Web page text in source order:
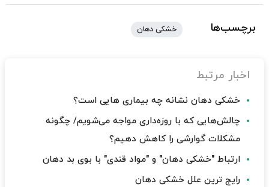
برچسب‌ها خشکی دهان
اخبار مرتبط
خشکی دهان نشانه چه بیماری هایی است؟
چالش‌هایی که با روزه‌داری مواجه می‌شویم/ چگونه
مشکلات گوارشی را کاهش دهیم؟
ارتباط "خشکی دهان" و "مواد قندی" با بوی بد دهان
رایج ترین علل خشکی دهان